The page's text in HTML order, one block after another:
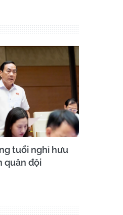
tuổi nghỉ hưu
quân đội